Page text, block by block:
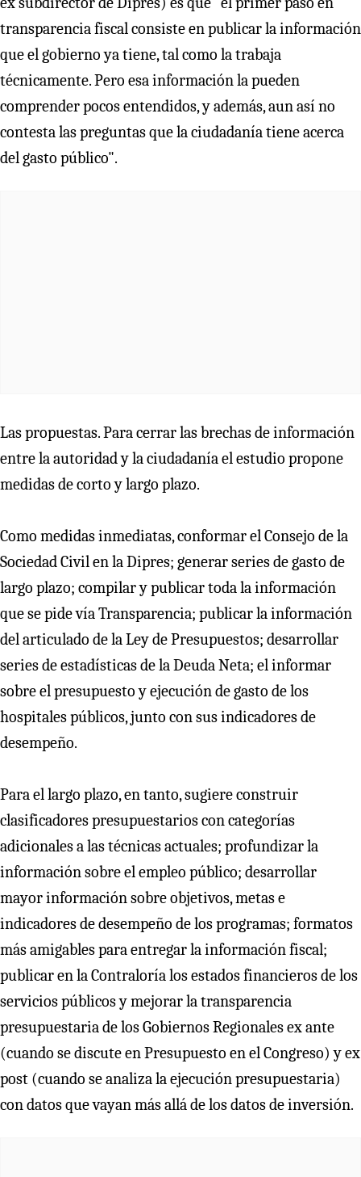
transparencia fiscal consiste en publicar la información
que el gobierno ya tiene, tal como la trabaja
técnicamente. Pero esa información la pueden
comprender pocos entendidos, y además, aun así no
contesta las preguntas que la ciudadanía tiene acerca
del gasto público".
Las propuestas. Para cerrar las brechas de información
entre la autoridad y la ciudadanía el estudio propone
medidas de corto y largo plazo.
Como medidas inmediatas, conformar el Consejo de la
Sociedad Civil en la Dipres; generar series de gasto de
largo plazo; compilar y publicar toda la información
que se pide vía Transparencia; publicar la información
del articulado de la Ley de Presupuestos; desarrollar
series de estadísticas de la Deuda Neta; el informar
sobre el presupuesto y ejecución de gasto de los
hospitales públicos, junto con sus indicadores de
desempeño.
Para el largo plazo, en tanto, sugiere construir
clasificadores presupuestarios con categorías
adicionales a las técnicas actuales; profundizar la
información sobre el empleo público; desarrollar
mayor información sobre objetivos, metas e
indicadores de desempeño de los programas; formatos
más amigables para entregar la información fiscal;
publicar en la Contraloría los estados financieros de los
servicios públicos y mejorar la transparencia
presupuestaria de los Gobiernos Regionales ex ante
(cuando se discute en Presupuesto en el Congreso) y ex
post (cuando se analiza la ejecución presupuestaria)
con datos que vayan más allá de los datos de inversión.